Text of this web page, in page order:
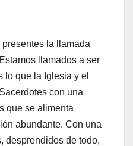
la llamada
llamados a ser
lo que la Iglesia y el
con una
que se alimenta
abundante. Con una
desprendidos de todo,